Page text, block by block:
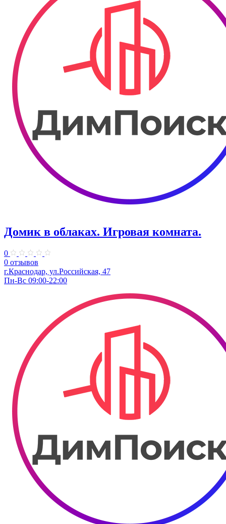
Домик в облаках. ​Игровая комната.
0
0 отзывов
г.Краснодар, ул.​Российская, 47
Пн-Вс 09:00-22:00